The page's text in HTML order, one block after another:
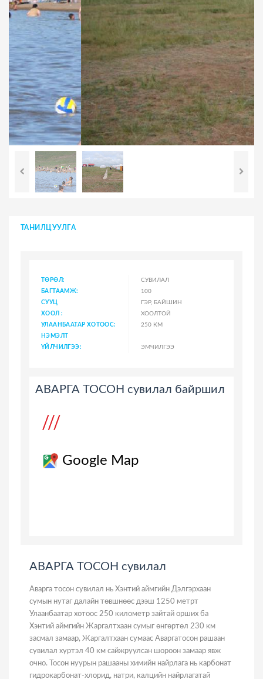
ТАНИЛЦУУЛГА
ТӨРӨЛ:
СУВИЛАЛ
БАГТААМЖ:
100
СУУЦ
ГЭР, БАЙШИН
ХООЛ :
ХООЛТОЙ
УЛААНБААТАР ХОТООС:
250 КМ
НЭМЭЛТ
ҮЙЛЧИЛГЭЭ:
ЭМЧИЛГЭЭ
АВАРГА ТОСОН сувилал байршил
Google Map
АВАРГА ТОСОН сувилал
Аварга тосон сувилал нь Хэнтий аймгийн Дэлгэрхаан
сумын нутаг далайн төвшнөөс дээш 1250 метрт
Улаанбаатар хотоос 250 километр зайтай орших ба
Хэнтий аймгийн Жаргалтхаан сумыг өнгөртөл 230 км
засмал замаар, Жаргалтхаан сумаас Аваргатосон рашаан
сувилал хүртэл 40 км сайжруулсан шороон замаар явж
очно. Тосон нуурын рашааны химийн найрлага нь карбонат
гидрокарбонат-хлорид, натри, калцийн найрлагатай